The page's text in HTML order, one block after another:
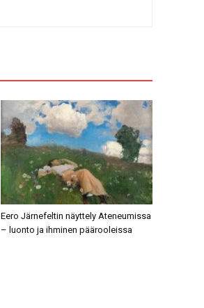
Eero Järnefeltin näyttely Ateneumissa
– luonto ja ihminen päärooleissa